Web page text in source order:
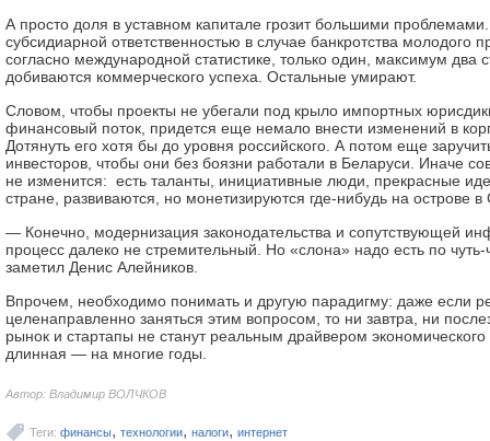
А просто доля в уставном капитале грозит большими
субсидиарной ответственностью в случае банкротства молодого
согласно международной статистике, только один, максимум два
добиваются коммерческого успеха. Остальные умирают.
Словом, чтобы проекты не убегали под крыло импортных
финансовый поток, придется еще немало внести изменений в
Дотянуть его хотя бы до уровня российского. А потом еще
инвесторов, чтобы они без боязни работали в Беларуси. Иначе
не изменится: есть таланты, инициативные люди, прекрасные
стране, развиваются, но монетизируются где-нибудь на острове
— Конечно, модернизация законодательства и сопутствующей
процесс далеко не стремительный. Но «слона» надо есть по
заметил Денис Алейников.
Впрочем, необходимо понимать и другую парадигму: даже если
целенаправленно заняться этим вопросом, то ни завтра, ни
рынок и стартапы не станут реальным драйвером
длинная — на многие годы.
Автор: Владимир ВОЛЧКОВ
Теги: финансы, технологии, налоги, интернет